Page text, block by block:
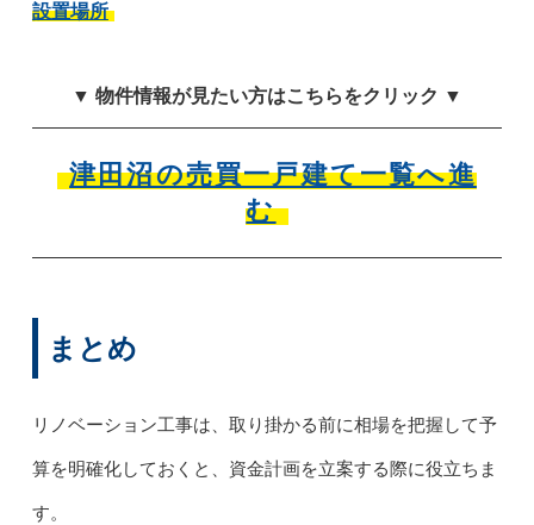
設置場所
▼ 物件情報が見たい方はこちらをクリック ▼
津田沼の売買一戸建て一覧へ進
む
まとめ
リノベーション工事は、取り掛かる前に相場を把握して予
算を明確化しておくと、資金計画を立案する際に役立ちま
す。